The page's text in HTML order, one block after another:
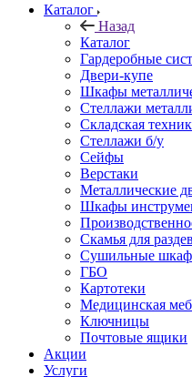
Каталог
Назад
Каталог
Гардеробные
Двери-купе
Шкафы
Стеллажи
Складская
Стеллажи б/у
Сейфы
Верстаки
Металлические
Шкафы
Скамья для
Сушильные
ГБО
Картотеки
Медицинская
Ключницы
Почтовые ящики
Акции
Услуги